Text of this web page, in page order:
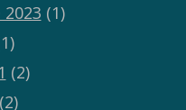
(1)
(2)